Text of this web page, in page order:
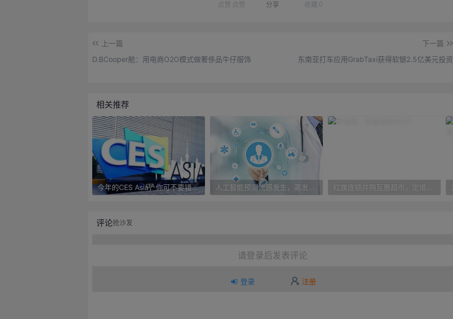
点赞 点赞 分享 收藏 0
上一篇
D.BCooper舱：用电商O2O模式做奢侈品牛仔服饰
下一篇
东南亚打车应用GrabTaxi获得软银2.5亿美元投资
相关推荐
今年的CES Asia，你可不要错过这些自动驾驶看点
评论抢沙发
请登录后发表评论
登录 注册